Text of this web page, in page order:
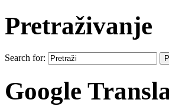
Pretraživanje
Search for:
Google